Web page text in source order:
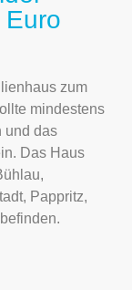
zum
mindestens
und das
Das Haus
Pappritz,